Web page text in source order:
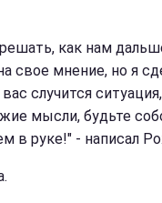
как нам
мнение, но я
случится
мысли, будьте
в руке!" - написал